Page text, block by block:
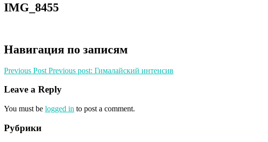
IMG_8455
Навигация по записям
Previous Post Previous post: Гималайский интенсив
Leave a Reply
You must be logged in to post a comment.
Рубрики